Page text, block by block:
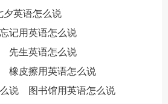
夕英语怎么说
忘记用英语怎么说
先生英语怎么说
橡皮擦用英语怎么说
说
图书馆用英语怎么说